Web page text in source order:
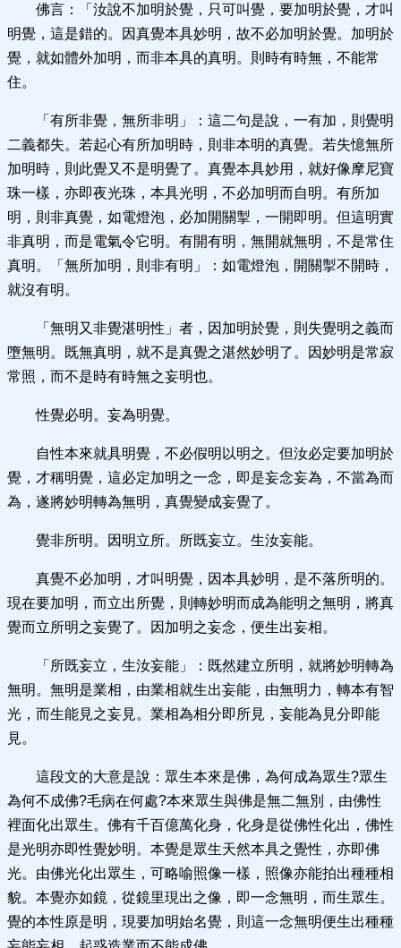
佛言：「汝說不加明於覺，只可叫覺，要加明於覺，才叫
明覺，這是錯的。因真覺本具妙明，故不必加明於覺。加明於
覺，就如體外加明，而非本具的真明。則時有時無，不能常
住。
「有所非覺，無所非明」：這二句是說，一有加，則覺明
二義都失。若起心有所加明時，則非本明的真覺。若失憶無所
加明時，則此覺又不是明覺了。真覺本具妙用，就好像摩尼寶
珠一樣，亦即夜光珠，本具光明，不必加明而自明。有所加
明，則非真覺，如電燈泡，必加開關掣，一開即明。但這明實
非真明，而是電氣令它明。有開有明，無開就無明，不是常住
真明。「無所加明，則非有明」：如電燈泡，開關掣不開時，
就沒有明。
「無明又非覺湛明性」者，因加明於覺，則失覺明之義而
墮無明。既無真明，就不是真覺之湛然妙明了。因妙明是常寂
常照，而不是時有時無之妄明也。
性覺必明。妄為明覺。
自性本來就具明覺，不必假明以明之。但汝必定要加明於
覺，才稱明覺，這必定加明之一念，即是妄念妄為，不當為而
為，遂將妙明轉為無明，真覺變成妄覺了。
覺非所明。因明立所。所既妄立。生汝妄能。
真覺不必加明，才叫明覺，因本具妙明，是不落所明的。
現在要加明，而立出所覺，則轉妙明而成為能明之無明，將真
覺而立所明之妄覺了。因加明之妄念，便生出妄相。
「所既妄立，生汝妄能」：既然建立所明，就將妙明轉為
無明。無明是業相，由業相就生出妄能，由無明力，轉本有智
光，而生能見之妄見。業相為相分即所見，妄能為見分即能
見。
這段文的大意是說：眾生本來是佛，為何成為眾生?眾生
為何不成佛?毛病在何處?本來眾生與佛是無二無別，由佛性
裡面化出眾生。佛有千百億萬化身，化身是從佛性化出，佛性
是光明亦即性覺妙明。本覺是眾生天然本具之覺性，亦即佛
光。由佛光化出眾生，可略喻照像一樣，照像亦能拍出種種相
貌。本覺亦如鏡，從鏡里現出之像，即一念無明，而生眾生。
覺的本性原是明，現要加明始名覺，則這一念無明便生出種種